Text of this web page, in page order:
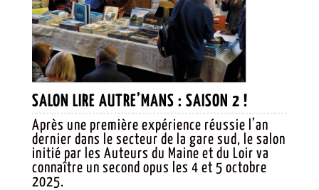
SALON LIRE AUTRE’MANS : SAISON 2 !
LIRE
SAISON
Après une première expérience réussie l’an
dernier dans le secteur de la gare sud, le salon
initié par les Auteurs du Maine et du Loir va
connaître un second opus les 4 et 5 octobre
2025.